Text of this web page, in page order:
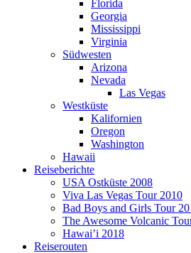
Florida
Georgia
Mississippi
Virginia
Südwesten
Arizona
Nevada
Las Vegas
Westküste
Kalifornien
Oregon
Washington
Hawaii
Reiseberichte
USA Ostküste 2008
Viva Las Vegas Tour 2010
Bad Boys and Girls Tour
The Awesome Volcanic
Hawai’i 2018
Reiserouten